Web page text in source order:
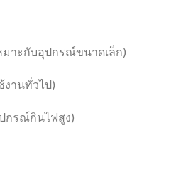
หมาะกับอุปกรณ์ขนาดเล็ก)
งานทั่วไป)
ปกรณ์กินไฟสูง)